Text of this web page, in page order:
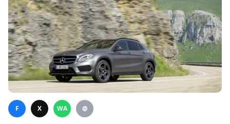
F X WA @